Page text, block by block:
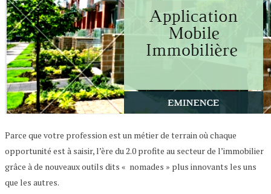
Parce que votre profession est un métier de terrain où chaque
opportunité est à saisir, l’ère du 2.0 profite au secteur de l’immobilier
grâce à de nouveaux outils dits « nomades » plus innovants les uns
que les autres.